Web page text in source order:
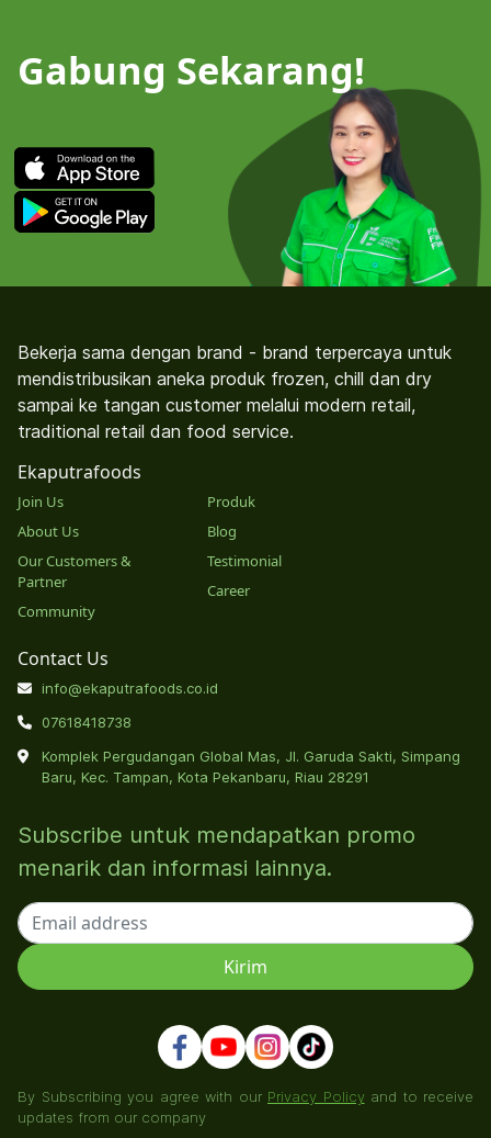
Gabung Sekarang!
Bekerja sama dengan brand - brand terpercaya untuk
mendistribusikan aneka produk frozen, chill dan dry
sampai ke tangan customer melalui modern retail,
traditional retail dan food service.
Ekaputrafoods
Join Us
About Us
Our Customers &
Partner
Community
Produk
Blog
Testimonial
Career
Contact Us
info@ekaputrafoods.co.id
07618418738
Komplek Pergudangan Global Mas, Jl. Garuda Sakti, Simpang
Baru, Kec. Tampan, Kota Pekanbaru, Riau 28291
Subscribe untuk mendapatkan promo
menarik dan informasi lainnya.
By Subscribing you agree with our Privacy Policyand to receive
updates from our company